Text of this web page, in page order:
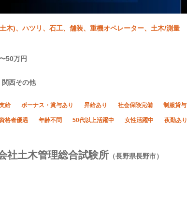
木)、ハツリ、石工、舗装、重機オペレーター、土木/測量
社土木管理総合試験所 （長野県長野市）
50万円
西その他
給 ボーナス・賞与あり 昇給あり 社会保険完備 制服貸与
格者優遇 年齢不問 50代以上活躍中 女性活躍中 夜勤あり